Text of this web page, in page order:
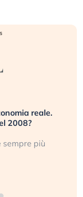
reale.
2008?
sempre più